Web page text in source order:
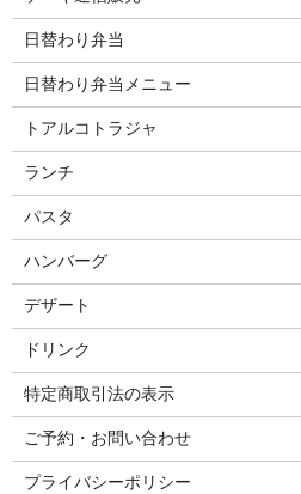
日替わり弁当
日替わり弁当メニュー
トアルコトラジャ
ランチ
パスタ
ハンバーグ
デザート
ドリンク
特定商取引法の表示
ご予約・お問い合わせ
プライバシーポリシー